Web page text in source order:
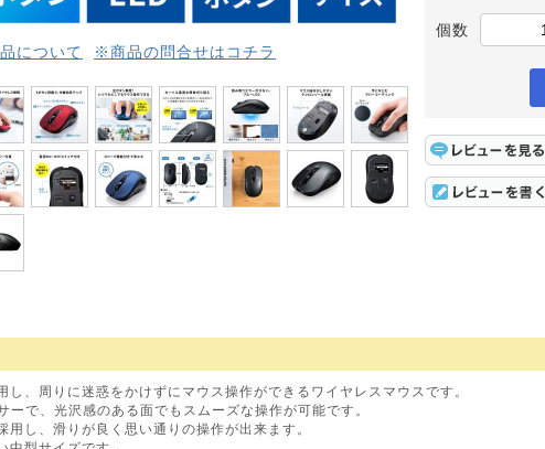
について ※商品の問合せはコチラ
個数
、周りに迷惑をかけずにマウス操作ができるワイヤレスマウスです。
で、光沢感のある面でもスムーズな操作が可能です。
し、滑りが良く思い通りの操作が出来ます。